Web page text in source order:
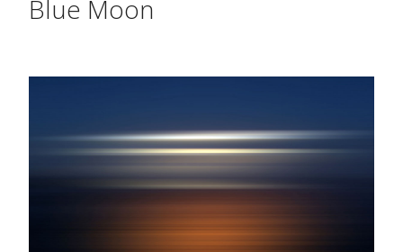
Blue Moon